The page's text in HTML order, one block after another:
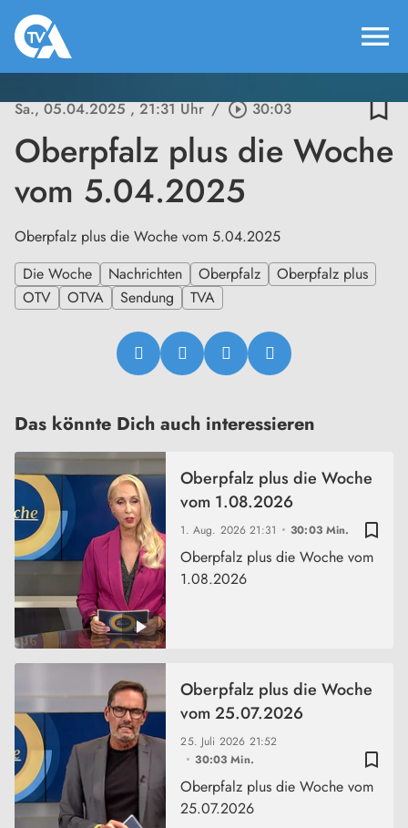
menu
Sa., 05.04.2025, 21:31 Uhr / play_circle_outline30:03 bookmark_border
Oberpfalz plus die Woche
vom 5.04.2025
Oberpfalz plus die Woche vom 5.04.2025
Die Woche
Nachrichten Oberpfalz
Oberpfalz plus
OTV
OTVA Sendung TVA
Das könnte Dich auch interessieren
bookmark_border
1. Aug. 202621:31 30:03 Min.
Oberpfalz plus die Woche
vom 1.08.2026
Oberpfalz plus die Woche vom
1.08.2026
bookmark_border
25. Juli 2026 21:52
30:03 Min.
Oberpfalz plus die Woche
vom 25.07.2026
Oberpfalz plus die Woche vom
25.07.2026